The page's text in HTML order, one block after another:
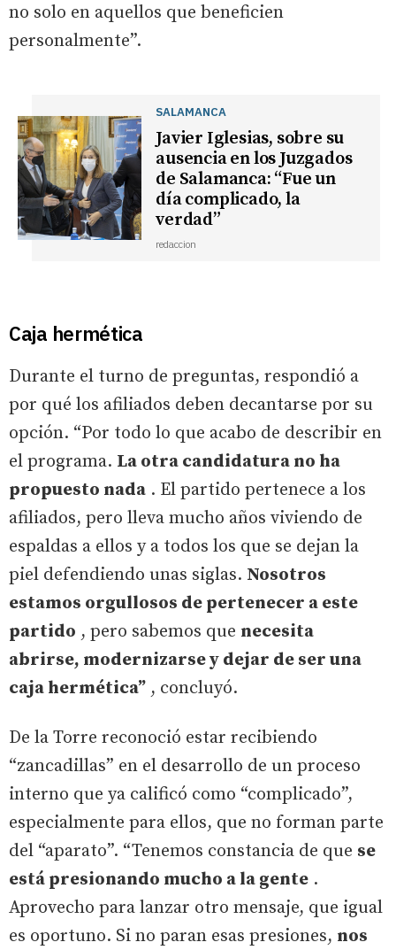
no solo en aquellos que beneficien
personalmente”.
SALAMANCA
Javier Iglesias, sobre su
ausencia en los Juzgados
de Salamanca: “Fue un
día complicado, la
verdad”
redaccion
Caja hermética
Durante el turno de preguntas, respondió a
por qué los afiliados deben decantarse por su
opción. “Por todo lo que acabo de describir en
el programa. La otra candidatura no ha
propuesto nada . El partido pertenece a los
afiliados, pero lleva mucho años viviendo de
espaldas a ellos y a todos los que se dejan la
piel defendiendo unas siglas. Nosotros
estamos orgullosos de pertenecer a este
partido , pero sabemos que necesita
abrirse, modernizarse y dejar de ser una
caja hermética” , concluyó.
De la Torre reconoció estar recibiendo
“zancadillas” en el desarrollo de un proceso
interno que ya calificó como “complicado”,
especialmente para ellos, que no forman parte
del “aparato”. “Tenemos constancia de que se
está presionando mucho a la gente .
Aprovecho para lanzar otro mensaje, que igual
es oportuno. Si no paran esas presiones, nos